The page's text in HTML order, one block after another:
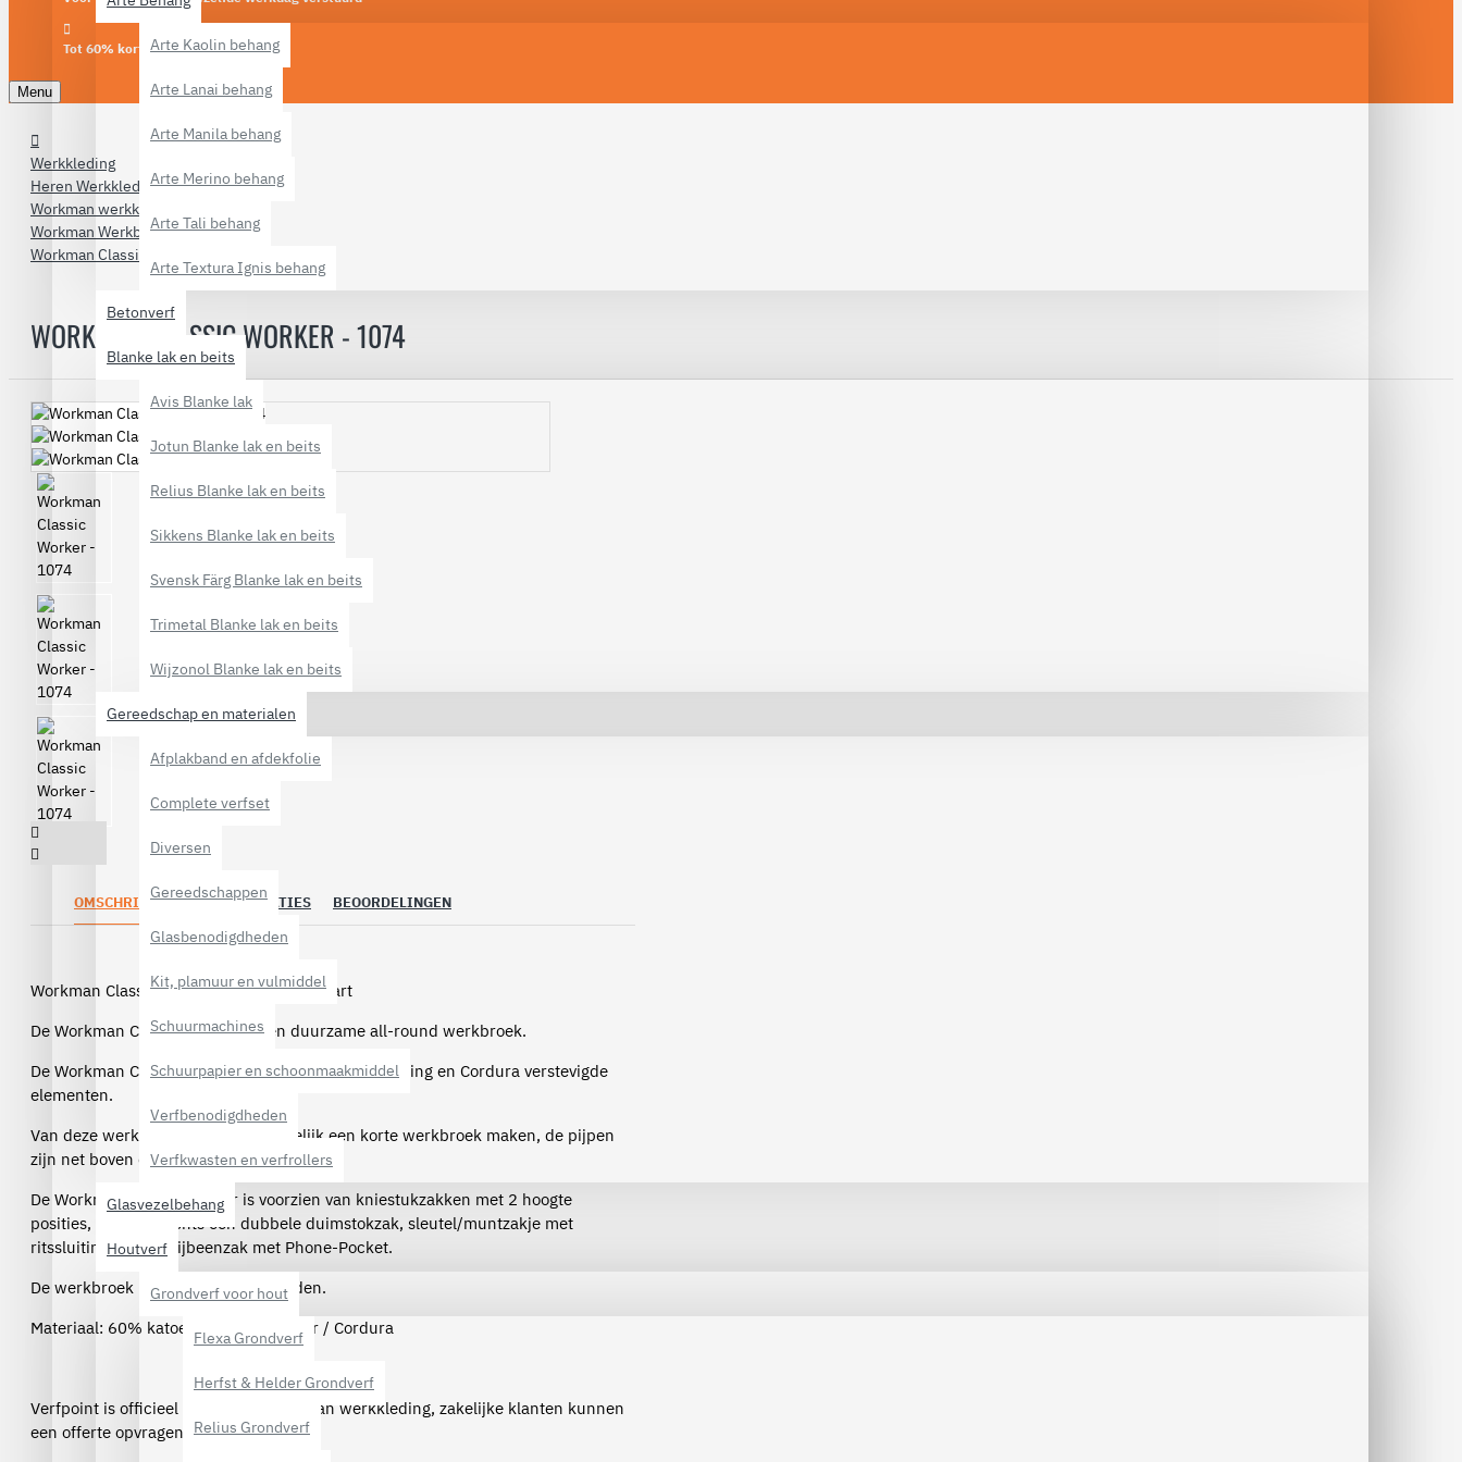
Arte Kaolin behang
Arte Lanai behang
Arte Manila behang
Arte Merino behang
Arte Tali behang
Arte Textura Ignis behang
Betonverf
Blanke lak en beits
Avis Blanke lak
Jotun Blanke lak en beits
Relius Blanke lak en beits
Sikkens Blanke lak en beits
Svensk Färg Blanke lak en beits
Trimetal Blanke lak en beits
Wijzonol Blanke lak en beits
Gereedschap en materialen
Afplakband en afdekfolie
Complete verfset
Diversen
Gereedschappen
Glasbenodigdheden
Kit, plamuur en vulmiddel
Schuurmachines
Schuurpapier en schoonmaakmiddel
Verfbenodigdheden
Verfkwasten en verfrollers
Glasvezelbehang
Houtverf
Grondverf voor hout
Flexa Grondverf
Herfst & Helder Grondverf
Relius Grondverf
Tot 60% korting
Menu
Werkkleding
Heren Werkkleding
Workman werkkleding
Workman Werkbroeken
Workman Classic Worker - 1074
WORKMAN CLASSIC WORKER - 1074
OMSCHRIJVING SPECIFICATIES BEOORDELINGEN
Workman Classic Worker - 1074 grijs/zwart
De Workman Classic Worker is een duurzame all-round werkbroek.
De Workman Classic Worker heeft een taille verstelling en Cordura verstevigde
elementen.
Van deze werkbroek kun je gemakkelijk een korte werkbroek maken, de pijpen
zijn net boven de knie afritsbaar.
De Workman Classic Worker is voorzien van kniestukzakken met 2 hoogte
posities, links en rechts een dubbele duimstokzak, sleutel/muntzakje met
ritssluiting en een dijbeenzak met Phone-Pocket.
De werkbroek is wasbaar tot 40 graden.
Materiaal: 60% katoen / 40% polyester / Cordura
Verfpoint is officieel dealer van Workman werkkleding, zakelijke klanten kunnen
een offerte opvragen per e-mail.